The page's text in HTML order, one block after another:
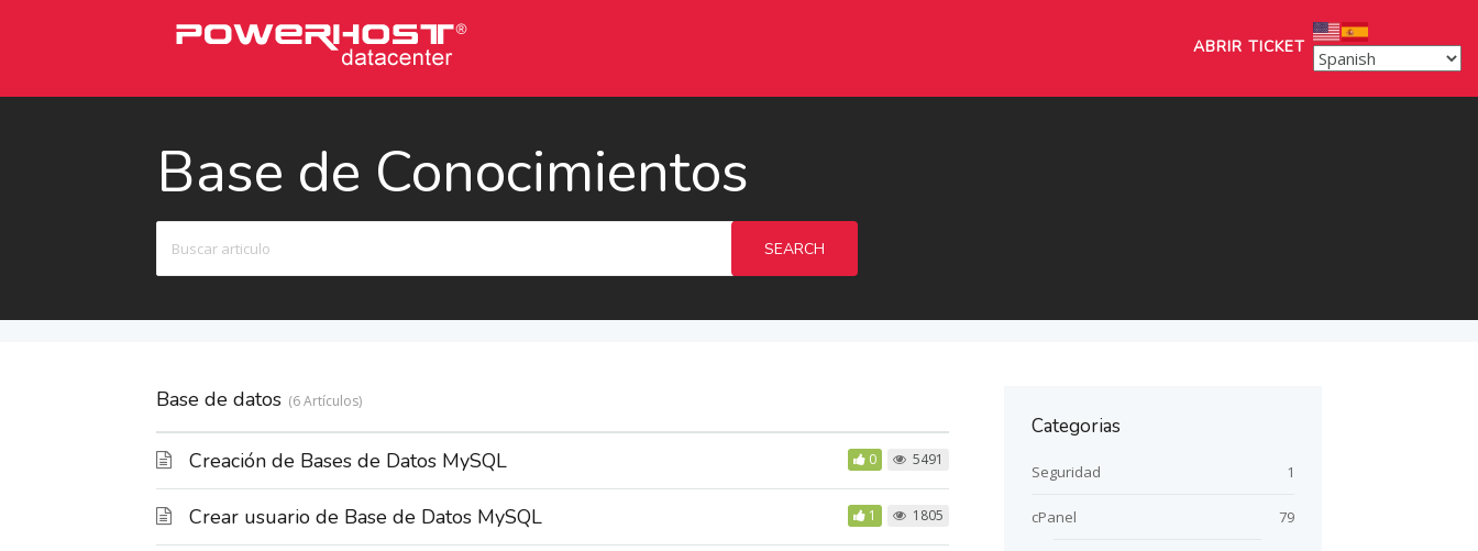
ABRIR TICKET
Base de Conocimientos
SEARCH
Base de datos 6 Artículos
Creación de Bases de Datos MySQL 0 5491
Crear usuario de Base de Datos MySQL 1 1805
Categorias
Seguridad 1
cPanel 79